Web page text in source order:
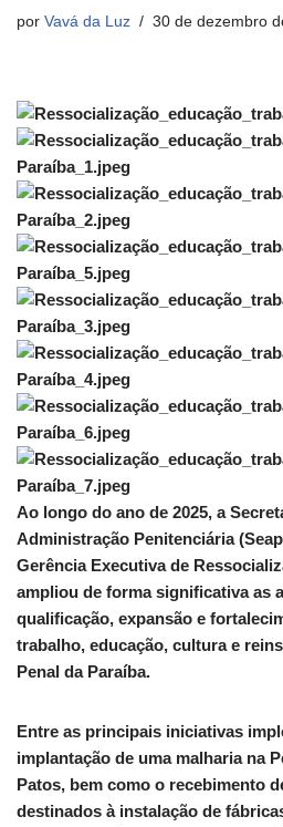
por Vavá da Luz 30 de dezembro
Ao longo do ano de 2025, a
Administração Penitenciária
Gerência Executiva de
ampliou de forma significativa as
qualificação, expansão e
trabalho, educação, cultura e
Penal da Paraíba.
Entre as principais iniciativas
implantação de uma malharia na
Patos, bem como o recebimento
destinados à instalação de